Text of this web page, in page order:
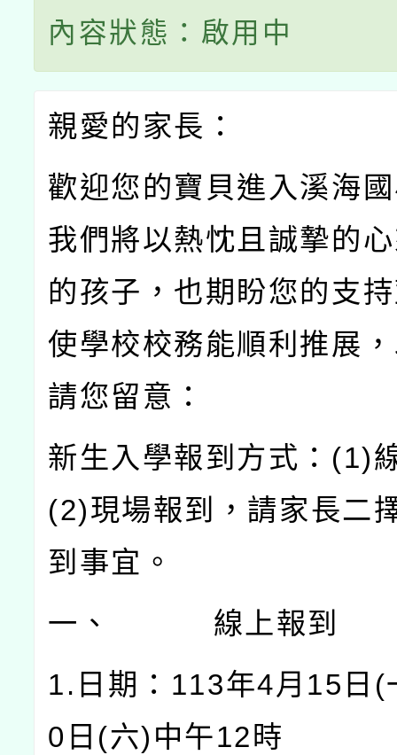
內容狀態：啟用中
親愛的家長：
歡迎您的寶貝進入溪海
我們將以熱忱且誠摯的
的孩子，也期盼您的支
使學校校務能順利推展
請您留意：
新生入學報到方式： (1)
(2)現場報到，請家長二
到事宜。
一、
線上報到
1. 日期： 113年4月 15 日 (
0 日 (六) 中午12 時